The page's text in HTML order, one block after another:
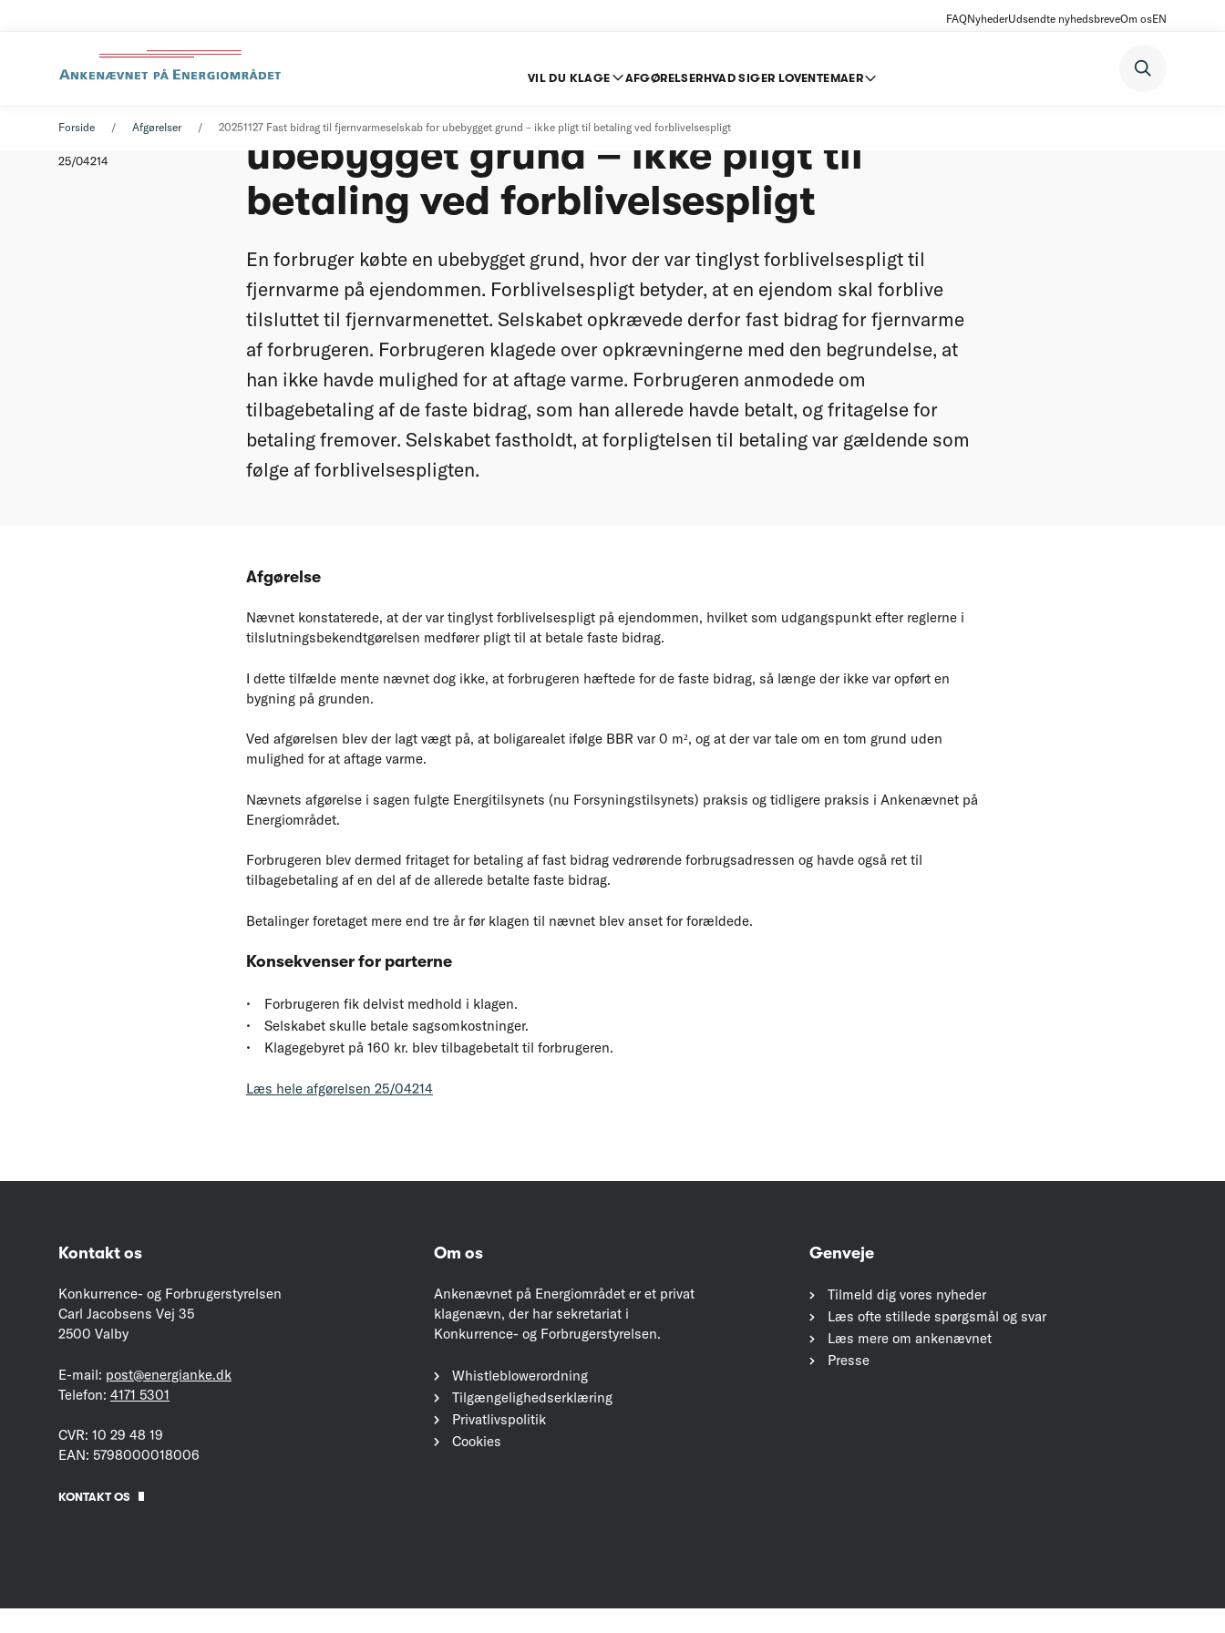
FAQNyhederUdsendte nyhedsbreveOm osEN
VIL DU KLAGE AFGØRELSERHVAD SIGER LOVENTEMAER
Forside Afgørelser 20251127 Fast bidrag til fjernvarmeselskab for ubebygget grund – ikke pligt til betaling ved forblivelsespligt
25/04214
ubebygget grund – ikke pligt til
betaling ved forblivelsespligt
En forbruger købte en ubebygget grund, hvor der var tinglyst forblivelsespligt til
fjernvarme på ejendommen. Forblivelsespligt betyder, at en ejendom skal forblive
tilsluttet til fjernvarmenettet. Selskabet opkrævede derfor fast bidrag for fjernvarme
af forbrugeren. Forbrugeren klagede over opkrævningerne med den begrundelse, at
han ikke havde mulighed for at aftage varme. Forbrugeren anmodede om
tilbagebetaling af de faste bidrag, som han allerede havde betalt, og fritagelse for
betaling fremover. Selskabet fastholdt, at forpligtelsen til betaling var gældende som
følge af forblivelsespligten.
Afgørelse
Nævnet konstaterede, at der var tinglyst forblivelsespligt på ejendommen, hvilket som udgangspunkt efter reglerne i
tilslutningsbekendtgørelsen medfører pligt til at betale faste bidrag.
I dette tilfælde mente nævnet dog ikke, at forbrugeren hæftede for de faste bidrag, så længe der ikke var opført en
bygning på grunden.
Ved afgørelsen blev der lagt vægt på, at boligarealet ifølge BBR var 0 m², og at der var tale om en tom grund uden
mulighed for at aftage varme.
Nævnets afgørelse i sagen fulgte Energitilsynets (nu Forsyningstilsynets) praksis og tidligere praksis i Ankenævnet på
Energiområdet.
Forbrugeren blev dermed fritaget for betaling af fast bidrag vedrørende forbrugsadressen og havde også ret til
tilbagebetaling af en del af de allerede betalte faste bidrag.
Betalinger foretaget mere end tre år før klagen til nævnet blev anset for forældede.
Konsekvenser for parterne
Forbrugeren fik delvist medhold i klagen.
Selskabet skulle betale sagsomkostninger.
Klagegebyret på 160 kr. blev tilbagebetalt til forbrugeren.
Læs hele afgørelsen 25/04214
Kontakt os
Konkurrence- og Forbrugerstyrelsen
Carl Jacobsens Vej 35
2500 Valby
E-mail: post@energianke.dk
Telefon: 4171 5301
CVR: 10 29 48 19
EAN: 5798000018006
KONTAKT OS
Om os
Ankenævnet på Energiområdet er et privat
klagenævn, der har sekretariat i
Konkurrence- og Forbrugerstyrelsen.
Whistleblowerordning
Tilgængelighedserklæring
Privatlivspolitik
Cookies
Genveje
Tilmeld dig vores nyheder
Læs ofte stillede spørgsmål og svar
Læs mere om ankenævnet
Presse